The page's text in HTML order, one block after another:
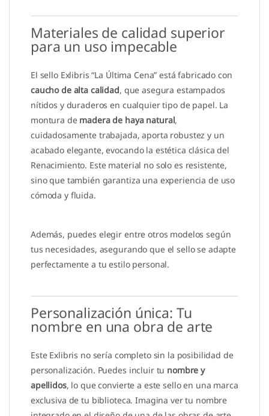
Materiales de calidad superior
para un uso impecable
El sello Exlibris “La Última Cena” está fabricado con
caucho de alta calidad, que asegura estampados
nítidos y duraderos en cualquier tipo de papel. La
montura de madera de haya natural,
cuidadosamente trabajada, aporta robustez y un
acabado elegante, evocando la estética clásica del
Renacimiento. Este material no solo es resistente,
sino que también garantiza una experiencia de uso
cómoda y fluida.
Además, puedes elegir entre otros modelos según
tus necesidades, asegurando que el sello se adapte
perfectamente a tu estilo personal.
Personalización única: Tu
nombre en una obra de arte
Este Exlibris no sería completo sin la posibilidad de
personalización. Puedes incluir tu nombre y
apellidos, lo que convierte a este sello en una marca
exclusiva de tu biblioteca. Imagina ver tu nombre